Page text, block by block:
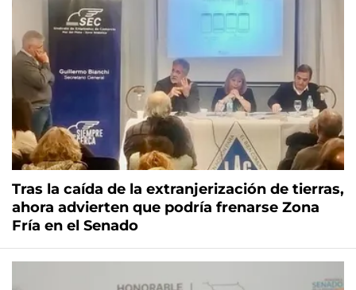
Tras la caída de la extranjerización de tierras,
ahora advierten que podría frenarse Zona
Fría en el Senado